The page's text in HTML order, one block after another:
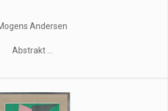
Andersen
Abstrakt ...